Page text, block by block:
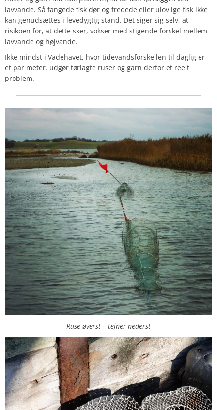
lavvande. Så fangede fisk dør og fredede eller ulovlige fisk ikke
kan genudsættes i levedygtig stand. Det siger sig selv, at
risikoen for, at dette sker, vokser med stigende forskel mellem
lavvande og højvande.
Ikke mindst i Vadehavet, hvor tidevandsforskellen til daglig er
et par meter, udgør tørlagte ruser og garn derfor et reelt
problem.
Ruse øverst – tejner nederst